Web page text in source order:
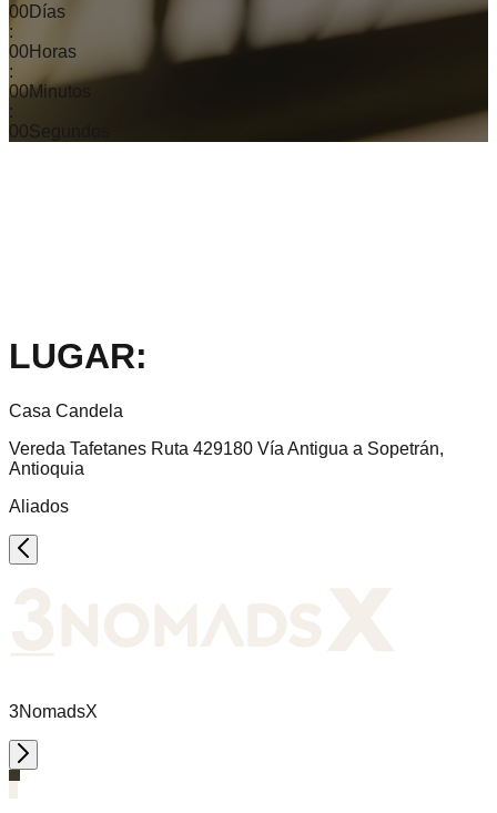
00Días
:
00Horas
:
00Minutos
:
00Segundos
LUGAR:
Casa Candela
Vereda Tafetanes Ruta 429180 Vía Antigua a Sopetrán,
Antioquia
Aliados
3NomadsX